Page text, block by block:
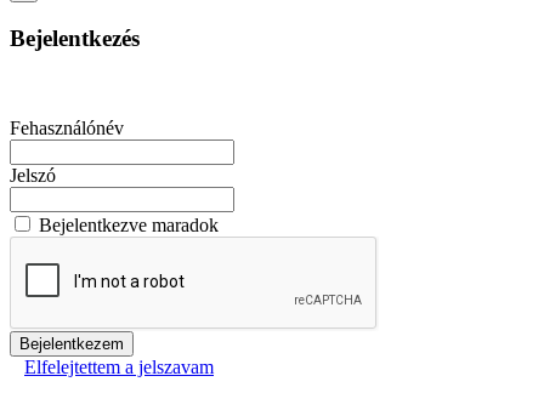
Bejelentkezés
Fehasználónév
Jelszó
Bejelentkezve maradok
Elfelejtettem a jelszavam